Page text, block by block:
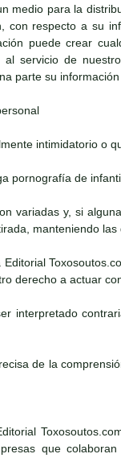
medio para la
con respecto a su
puede crear
servicio de
parte su información
intimidatorio o
pornografía de
variadas y, si
manteniendo las
derecho a actuar
interpretado
de la
que